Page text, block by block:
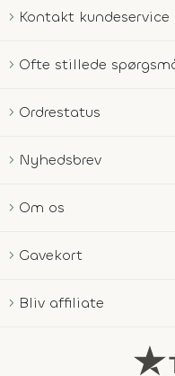
Kontakt kundeservice
Ofte stillede
Ordrestatus
Nyhedsbrev
Om os
Gavekort
Bliv affiliate